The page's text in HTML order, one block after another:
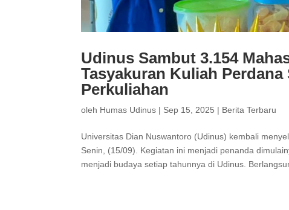
Udinus Sambut 3.154
Tasyakuran Kuliah Perdana
Perkuliahan
oleh Humas Udinus | Sep 15, 2025 | Berita Terbaru
Universitas Dian Nuswantoro (Udinus) kembali
Senin, (15/09). Kegiatan ini menjadi penanda
menjadi budaya setiap tahunnya di Udinus.